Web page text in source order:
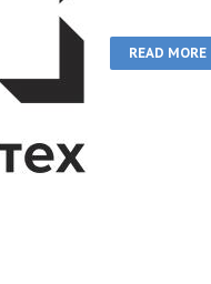
READ MORE